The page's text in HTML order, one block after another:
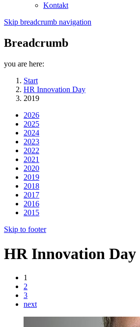
Kontakt
Skip breadcrumb navigation
Breadcrumb
you are here:
Start
HR Innovation Day
2019
2026
2025
2024
2023
2022
2021
2020
2019
2018
2017
2016
2015
Skip to footer
HR Innovation Day
1
2
3
next